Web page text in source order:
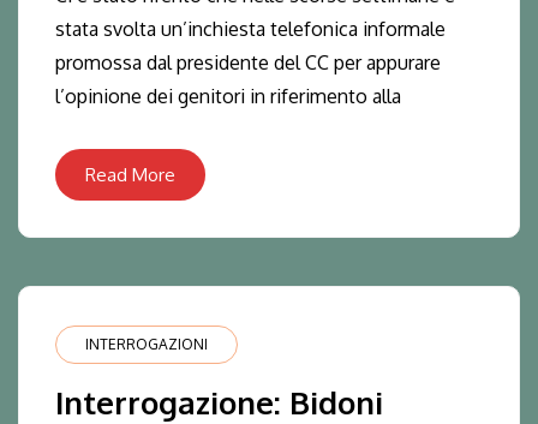
stata svolta un’inchiesta telefonica informale
promossa dal presidente del CC per appurare
l’opinione dei genitori in riferimento alla
Read More
INTERROGAZIONI
Interrogazione: Bidoni